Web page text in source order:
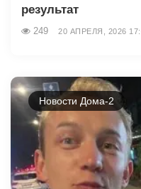
результат
249 20 АПРЕЛЯ, 2026
Новости Дома-2